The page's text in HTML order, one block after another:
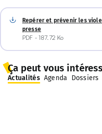
Repérer et prévenir les
presse
PDF - 187.72 Ko
Ça peut vous
Actualités Agenda Dossiers